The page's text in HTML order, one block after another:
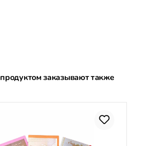
галерею продуктовзаказывают также